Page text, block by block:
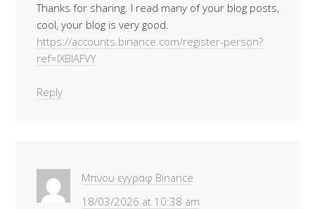
Thanks for sharing. I read many of your blog posts,
cool, your blog is very good.
https://accounts.binance.com/register-person?
ref=IXBIAFVY
Reply
Μπνου εγγραφ Binance
18/03/2026 at 10:38 am